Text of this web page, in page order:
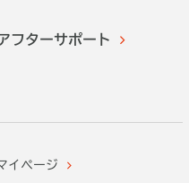
フターサポート
イページ